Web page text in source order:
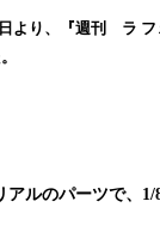
より、『週刊 ラ
ルのパーツで、1/